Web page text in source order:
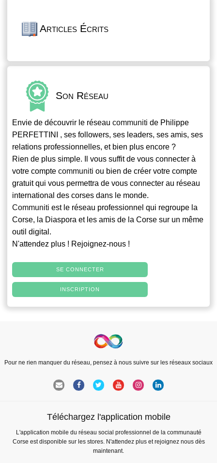
Articles Écrits
Son Réseau
Envie de découvrir le réseau communiti de Philippe
PERFETTINI , ses followers, ses leaders, ses amis, ses
relations professionnelles, et bien plus encore ?
Rien de plus simple. Il vous suffit de vous connecter à
votre compte communiti ou bien de créer votre compte
gratuit qui vous permettra de vous connecter au réseau
international des corses dans le monde.
Communiti est le réseau professionnel qui regroupe la
Corse, la Diaspora et les amis de la Corse sur un même
outil digital.
N'attendez plus ! Rejoignez-nous !
SE CONNECTER
INSCRIPTION
Pour ne rien manquer du réseau, pensez à nous suivre sur les réseaux sociaux
Téléchargez l'application mobile
L'application mobile du réseau social professionnel de la communauté
Corse est disponible sur les stores. N'attendez plus et rejoignez nous dès
maintenant.